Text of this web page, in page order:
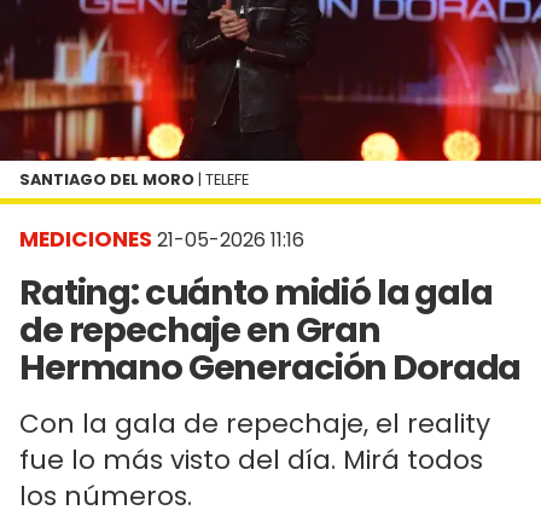
MEDICIONES 21-05-2026 11:16
Rating: cuánto midió la gala
de repechaje en Gran
Hermano Generación Dorada
Con la gala de repechaje, el reality
fue lo más visto del día. Mirá todos
los números.
SANTIAGO DEL MORO | TELEFE